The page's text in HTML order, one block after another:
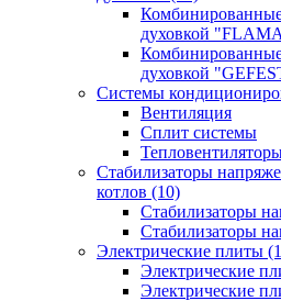
духовкой
духовкой
Системы
Вентиляция
Сплит системы
Стабилизаторы
котлов (10)
Стабилизаторы
Стабилизаторы
Электрические плиты
Электрические
Электрические